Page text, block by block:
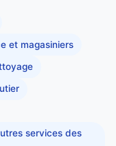
et magasiniers
services des